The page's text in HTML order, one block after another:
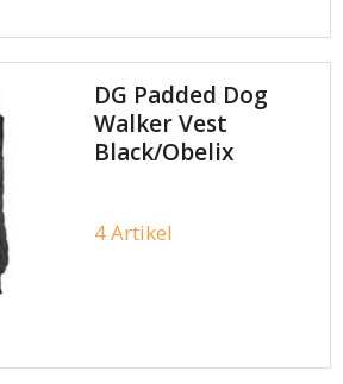
DG Padded Dog
Walker Vest
Black/Obelix
4 Artikel